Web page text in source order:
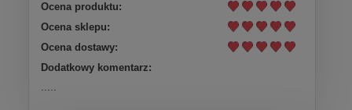
Ocena produktu:
Ocena sklepu:
Ocena dostawy:
Dodatkowy komentarz:
.....